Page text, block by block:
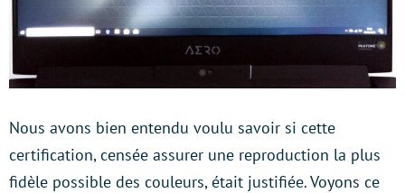
Nous avons bien entendu voulu savoir si cette
certification, censée assurer une reproduction la plus
fidèle possible des couleurs, était justifiée. Voyons ce